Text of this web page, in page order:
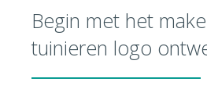
Begin met het
tuinieren logo